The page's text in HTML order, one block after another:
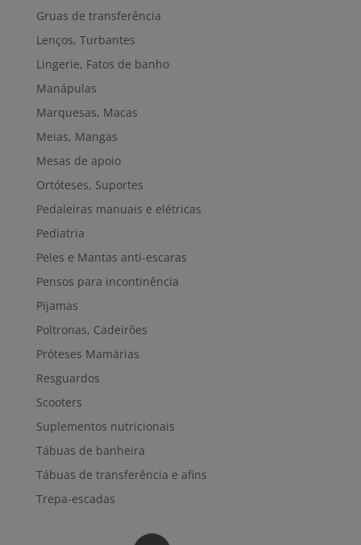
Gruas de transferência
Lenços, Turbantes
Lingerie, Fatos de banho
Manápulas
Marquesas, Macas
Meias, Mangas
Mesas de apoio
Ortóteses, Suportes
Pedaleiras manuais e elétricas
Pediatria
Peles e Mantas anti-escaras
Pensos para incontinência
Pijamas
Poltronas, Cadeirões
Próteses Mamárias
Resguardos
Scooters
Suplementos nutricionais
Tábuas de banheira
Tábuas de transferência e afins
Trepa-escadas